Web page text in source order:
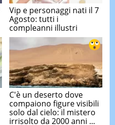
Vip e personaggi nati il 7
Agosto: tutti i
compleanni illustri
C'è un deserto dove
compaiono figure visibili
solo dal cielo: il mistero
irrisolto da 2000 anni ...